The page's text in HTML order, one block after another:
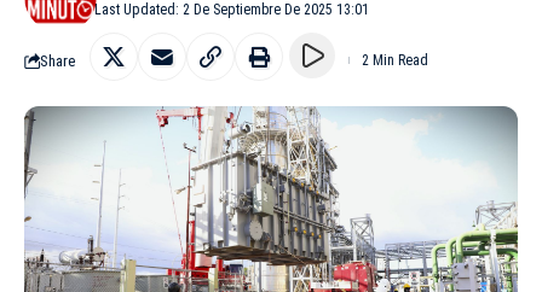
Last Updated: 2 De Septiembre De 2025 13:01
Share 2 Min Read